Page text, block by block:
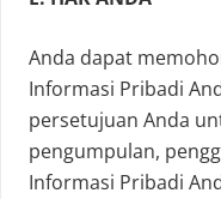
Anda dapat
Informasi Pribadi
persetujuan Anda
pengumpulan,
Informasi Pribadi